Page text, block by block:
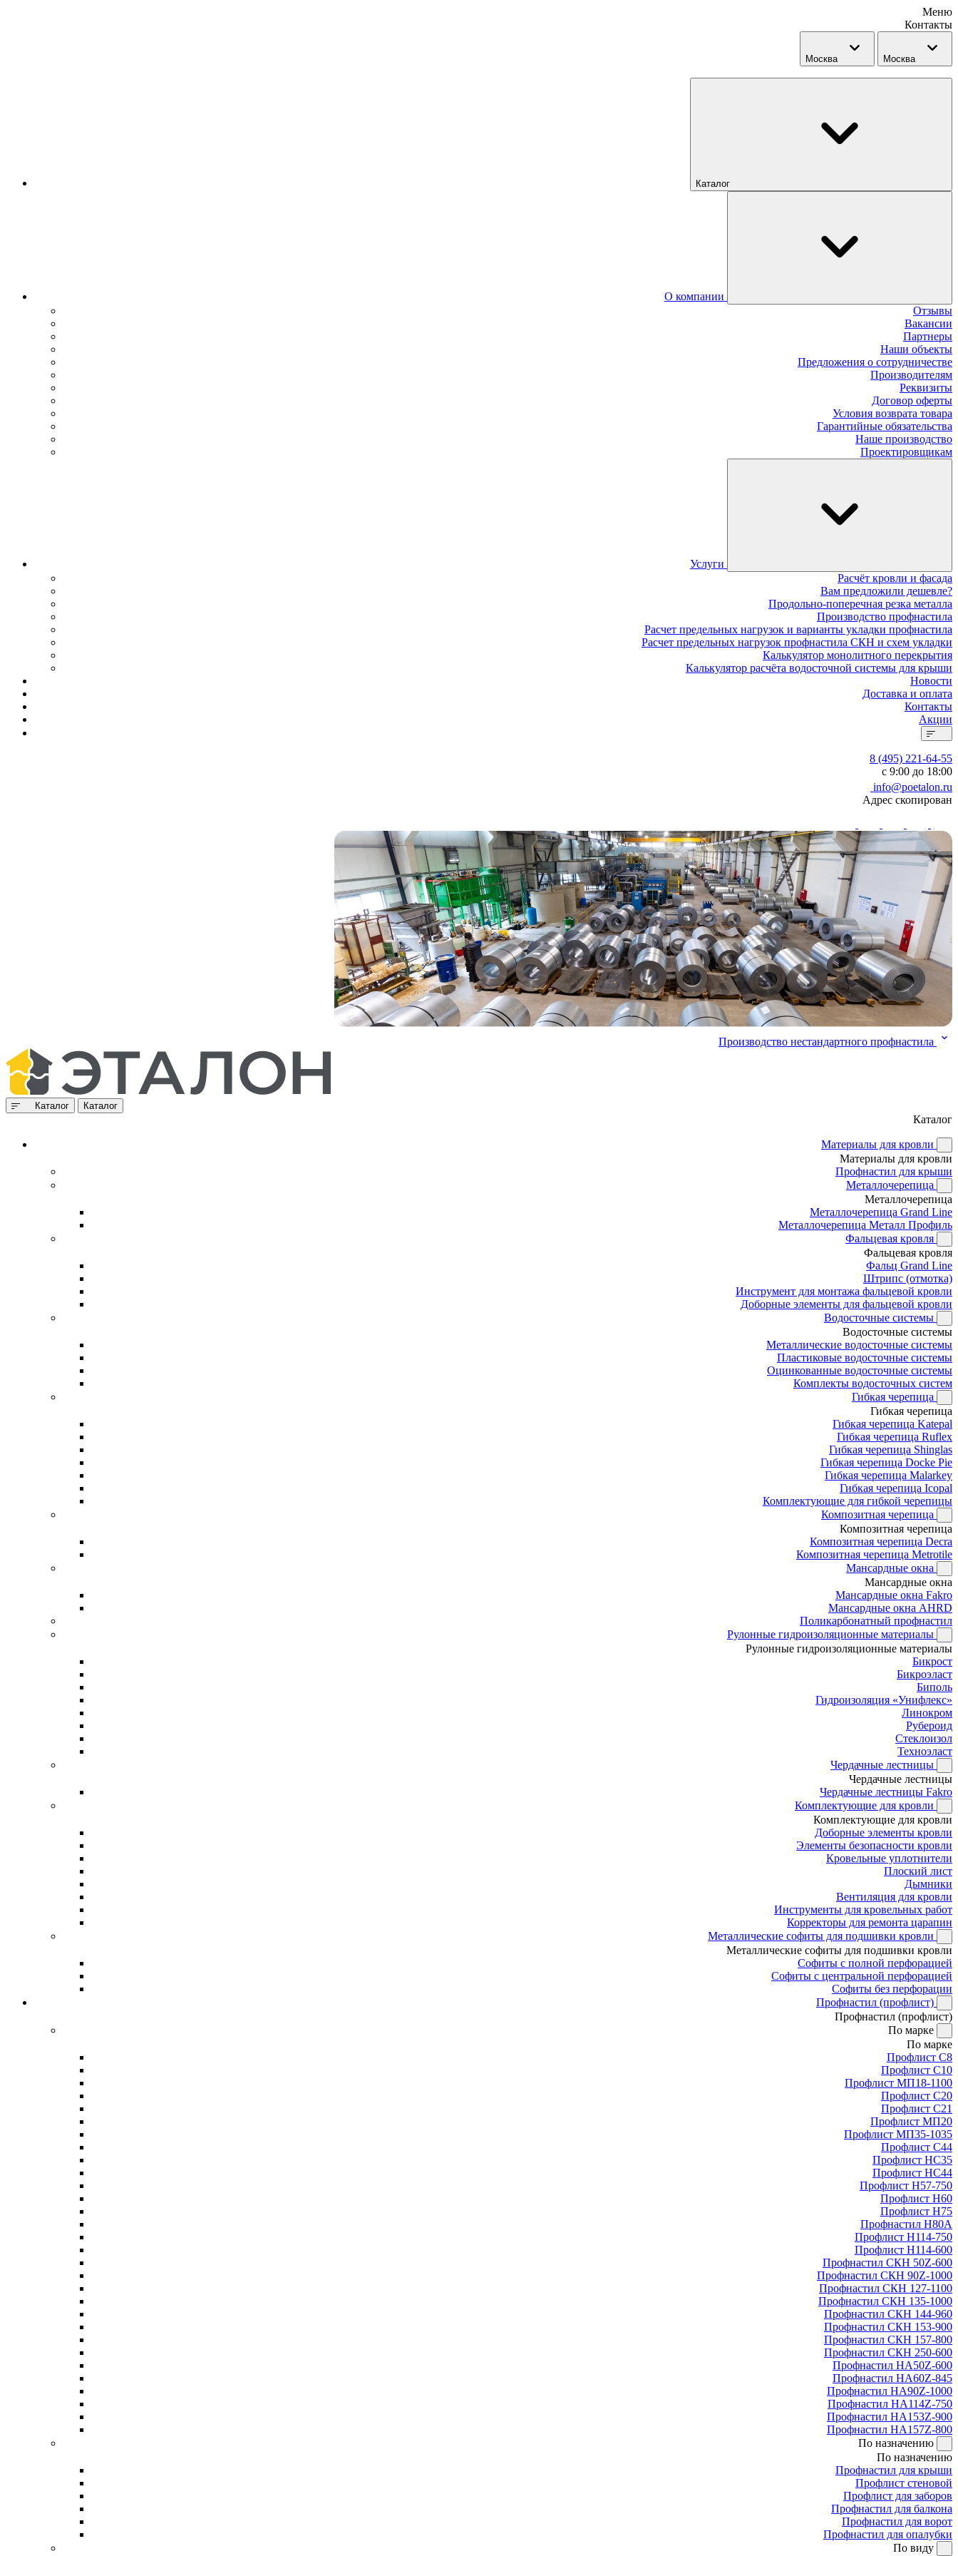
Меню
Контакты
Москва Москва
Каталог
О компании
Отзывы
Вакансии
Партнеры
Наши объекты
Предложения о сотрудничестве
Производителям
Реквизиты
Договор оферты
Условия возврата товара
Гарантийные обязательства
Наше производство
Проектировщикам
Услуги
Расчёт кровли и фасада
Вам предложили дешевле?
Продольно-поперечная резка металла
Производство профнастила
Расчет предельных нагрузок и варианты укладки профнастила
Расчет предельных нагрузок профнастила СКН и схем укладки
Калькулятор монолитного перекрытия
Калькулятор расчёта водосточной системы для крыши
Новости
Доставка и оплата
Контакты
Акции
8 (495) 221-64-55
с 9:00 до 18:00
info@poetalon.ru
Адрес скопирован
Производство нестандартного профнастила
Каталог Каталог
Каталог
Материалы для кровли
Материалы для кровли
Профнастил для крыши
Металлочерепица
Металлочерепица
Металлочерепица Grand Line
Металлочерепица Металл Профиль
Фальцевая кровля
Фальцевая кровля
Фальц Grand Line
Штрипс (отмотка)
Инструмент для монтажа фальцевой кровли
Доборные элементы для фальцевой кровли
Водосточные системы
Водосточные системы
Металлические водосточные системы
Пластиковые водосточные системы
Оцинкованные водосточные системы
Комплекты водосточных систем
Гибкая черепица
Гибкая черепица
Гибкая черепица Katepal
Гибкая черепица Ruflex
Гибкая черепица Shinglas
Гибкая черепица Docke Pie
Гибкая черепица Malarkey
Гибкая черепица Icopal
Комплектующие для гибкой черепицы
Композитная черепица
Композитная черепица
Композитная черепица Decra
Композитная черепица Metrotile
Мансардные окна
Мансардные окна
Мансардные окна Fakro
Мансардные окна AHRD
Поликарбонатный профнастил
Рулонные гидроизоляционные материалы
Рулонные гидроизоляционные материалы
Бикрост
Бикроэласт
Биполь
Гидроизоляция «Унифлекс»
Линокром
Рубероид
Стеклоизол
Техноэласт
Чердачные лестницы
Чердачные лестницы
Чердачные лестницы Fakro
Комплектующие для кровли
Комплектующие для кровли
Доборные элементы кровли
Элементы безопасности кровли
Кровельные уплотнители
Плоский лист
Дымники
Вентиляция для кровли
Инструменты для кровельных работ
Корректоры для ремонта царапин
Металлические софиты для подшивки кровли
Металлические софиты для подшивки кровли
Софиты с полной перфорацией
Софиты с центральной перфорацией
Софиты без перфорации
Профнастил (профлист)
Профнастил (профлист)
По марке
По марке
Профлист С8
Профлист С10
Профлист МП18-1100
Профлист С20
Профлист С21
Профлист МП20
Профлист МП35-1035
Профлист С44
Профлист НС35
Профлист НС44
Профлист Н57-750
Профлист Н60
Профлист Н75
Профнастил Н80А
Профлист Н114-750
Профлист Н114-600
Профнастил СКН 50Z-600
Профнастил СКН 90Z-1000
Профнастил СКН 127-1100
Профнастил СКН 135-1000
Профнастил СКН 144-960
Профнастил СКН 153-900
Профнастил СКН 157-800
Профнастил СКН 250-600
Профнастил НА50Z-600
Профнастил НА60Z-845
Профнастил НА90Z-1000
Профнастил НА114Z-750
Профнастил НА153Z-900
Профнастил НА157Z-800
По назначению
По назначению
Профнастил для крыши
Профлист стеновой
Профлист для заборов
Профнастил для балкона
Профнастил для ворот
Профнастил для опалубки
По виду